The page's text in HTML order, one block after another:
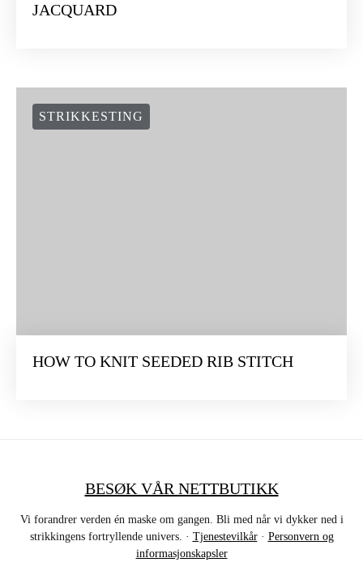
JACQUARD
STRIKKESTING
HOW TO KNIT SEEDED RIB STITCH
BESØK VÅR NETTBUTIKK
Vi forandrer verden én maske om gangen. Bli med når vi dykker ned i
strikkingens fortryllende univers. · Tjenestevilkår· Personvern og
informasjonskapsler